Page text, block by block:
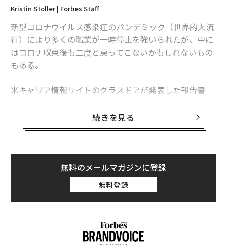
Kristin Stoller | Forbes Staff
新型コロナウイルス感染症のパンデミック（世界的大流
行）により多くの職業が一時停止を強いられたが、中に
はコロナ収束後も二度と戻ってこないかもしれないもの
もある。
米キャリア情報サイトのグラスドアが発表した報告書
によると、緊急性がなく、コロナ収束後まで延期できる
選択的医療分野での求人広告は激減。最も影響を受けた
ア上の求人は70％減った。
米国聴覚学会（AAA）のアンジェラ・シュープ会長は、
聴覚専門医が長期の一時帰休を言い渡されたり、開業し
ていたクリニックを閉じて早期引退したりしたとの話を
ている大学新卒者の多くは、大きな施設では採用を行な
っていないと告げられているとのことだ。
続きを見る
無料のメールマガジンに登録
無料登録